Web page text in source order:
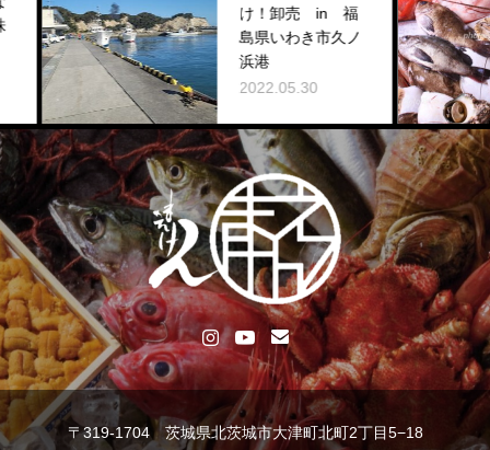
け！卸売 in 福
島県いわき市久ノ
浜港
2022.05.30
〒319-1704 茨城県北茨城市大津町北町2丁目5−18